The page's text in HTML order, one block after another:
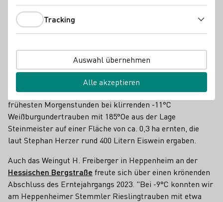
Eisweintrauben am Stock
So konnte das Weingut Herzer aus Naumburg/Roßbach im
WeinanbaugebietSaale-Unstrutam 9. Januar in den
frühesten Morgenstunden bei klirrenden -11°C
Weißburgundertrauben mit 185°Oe aus der Lage
Steinmeister auf einer Fläche von ca. 0,3 ha ernten, die
laut Stephan Herzer rund 400 Litern Eiswein ergaben.
Auch das Weingut H. Freiberger in Heppenheim an der
Hessischen Bergstraße freute sich über einen krönenden
Abschluss des Erntejahrgangs 2023. "Bei -9°C konnten wir
am Heppenheimer Stemmler Rieslingtrauben mit etwa
Tracking
Auswahl übernehmen
Alle akzeptieren